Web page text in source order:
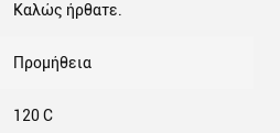
Καλώς ήρθατε.
Προμήθεια
120 C